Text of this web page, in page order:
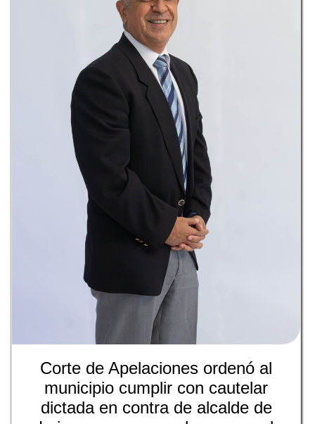
Corte de Apelaciones ordenó al
municipio cumplir con cautelar
dictada en contra de alcalde de